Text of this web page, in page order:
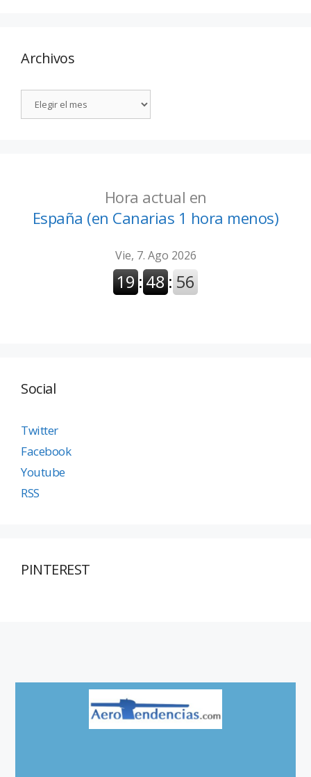
Archivos
Hora actual en
España (en Canarias 1 hora menos)
Social
Twitter
Facebook
Youtube
RSS
PINTEREST